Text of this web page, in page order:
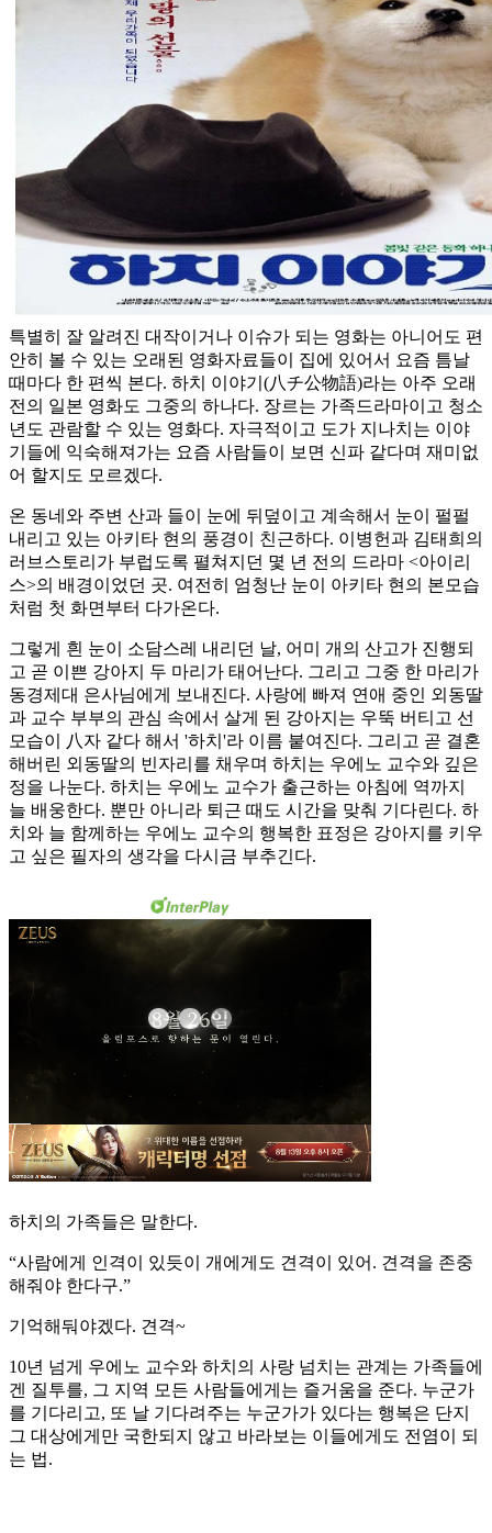
특별히 잘 알려진 대작이거나 이슈가 되는 영화는 아니어도 편
안히 볼 수 있는 오래된 영화자료들이 집에 있어서 요즘 틈날
때마다 한 편씩 본다. 하치 이야기(八チ公物語)라는 아주 오래
전의 일본 영화도 그중의 하나다. 장르는 가족드라마이고 청소
년도 관람할 수 있는 영화다. 자극적이고 도가 지나치는 이야
기들에 익숙해져가는 요즘 사람들이 보면 신파 같다며 재미없
어 할지도 모르겠다.
온 동네와 주변 산과 들이 눈에 뒤덮이고 계속해서 눈이 펄펄
내리고 있는 아키타 현의 풍경이 친근하다. 이병헌과 김태희의
러브스토리가 부럽도록 펼쳐지던 몇 년 전의 드라마 <아이리
스>의 배경이었던 곳. 여전히 엄청난 눈이 아키타 현의 본모습
처럼 첫 화면부터 다가온다.
그렇게 흰 눈이 소담스레 내리던 날, 어미 개의 산고가 진행되
고 곧 이쁜 강아지 두 마리가 태어난다. 그리고 그중 한 마리가
동경제대 은사님에게 보내진다. 사랑에 빠져 연애 중인 외동딸
과 교수 부부의 관심 속에서 살게 된 강아지는 우뚝 버티고 선
모습이 八자 같다 해서 '하치'라 이름 붙여진다. 그리고 곧 결혼
해버린 외동딸의 빈자리를 채우며 하치는 우에노 교수와 깊은
정을 나눈다. 하치는 우에노 교수가 출근하는 아침에 역까지
늘 배웅한다. 뿐만 아니라 퇴근 때도 시간을 맞춰 기다린다. 하
치와 늘 함께하는 우에노 교수의 행복한 표정은 강아지를 키우
고 싶은 필자의 생각을 다시금 부추긴다.
하치의 가족들은 말한다.
“사람에게 인격이 있듯이 개에게도 견격이 있어. 견격을 존중
해줘야 한다구.”
기억해둬야겠다. 견격~
10년 넘게 우에노 교수와 하치의 사랑 넘치는 관계는 가족들에
겐 질투를, 그 지역 모든 사람들에게는 즐거움을 준다. 누군가
를 기다리고, 또 날 기다려주는 누군가가 있다는 행복은 단지
그 대상에게만 국한되지 않고 바라보는 이들에게도 전염이 되
는 법.